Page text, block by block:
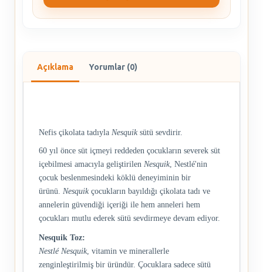
Açıklama Yorumlar (0)
Nefis çikolata tadıyla Nesquiksütü sevdirir.
60 yıl önce süt içmeyi reddeden çocukların severek süt
içebilmesi amacıyla geliştirilen Nesquik, Nestlé'nin
çocuk beslenmesindeki köklü deneyiminin bir
ürünü. Nesquik çocukların bayıldığı çikolata tadı ve
annelerin güvendiği içeriği ile hem anneleri hem
çocukları mutlu ederek sütü sevdirmeye devam ediyor.
Nesquik Toz:
Nestlé Nesquik, vitamin ve minerallerle
zenginleştirilmiş bir üründür. Çocuklara sadece sütü